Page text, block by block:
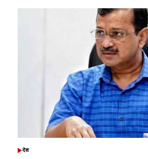
POSTED
देश